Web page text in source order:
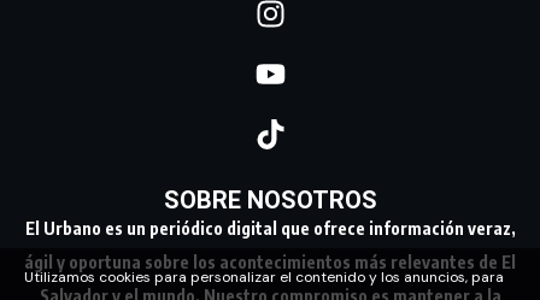
SOBRE NOSOTROS
El Urbano es un periódico digital que ofrece información veraz,
ágil y oportuna sobre los acontecimientos más relevantes de El
Salvador y el mundo. Nuestro compromiso es mantener a la
Utilizamos cookies para personalizar el contenido y los anuncios, para